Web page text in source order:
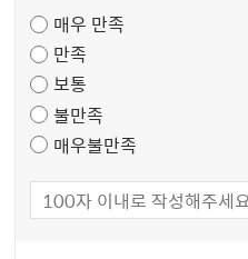
도
조
사
매우 만족
만족
보통
불만족
매우불만족